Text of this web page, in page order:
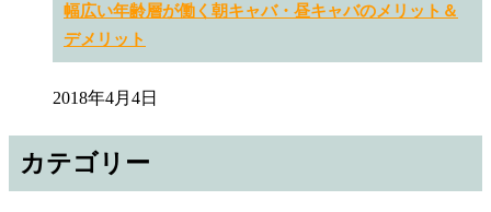
幅広い年齢層が働く朝キャバ・昼キャバのメリット＆
デメリット
2018年4月4日
カテゴリー